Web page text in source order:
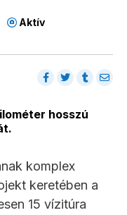
Aktív
hosszú
komplex
keretében a
15 vízitúra